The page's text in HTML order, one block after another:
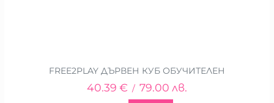
FREE2PLAY ДЪРВЕН КУБ ОБУЧИТЕЛЕН
40.39 € / 79.00 лв.